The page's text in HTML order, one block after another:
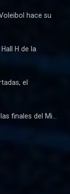
hace su
H de la
el
finales del Mi...